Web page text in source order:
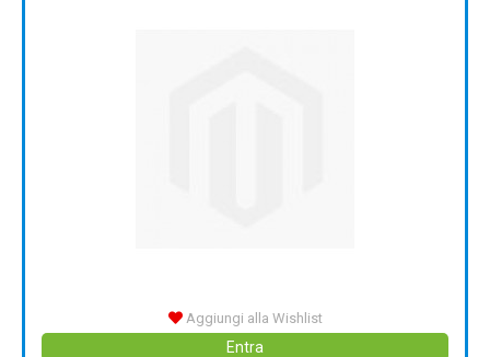
Aggiungi alla Wishlist
Entra